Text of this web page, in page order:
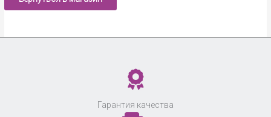
Гарантия качества